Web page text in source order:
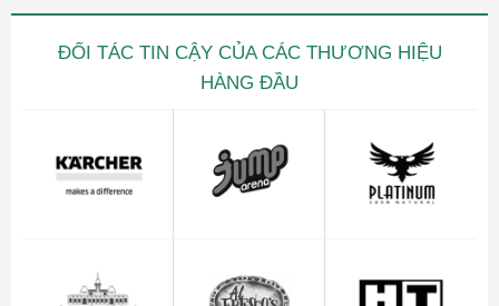
ĐỐI TÁC TIN CẬY CỦA CÁC THƯƠNG HIỆU
HÀNG ĐẦU